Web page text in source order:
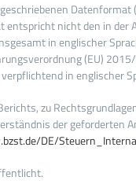
nicht den in der
in englischer
(EU)
in englischer
zu
der geforderten
DE/